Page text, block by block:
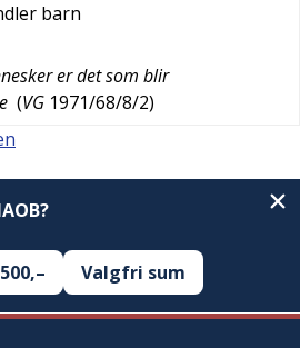
barn
er det som blir
(VG 1971/68/8/2)
500,– Valgfri sum